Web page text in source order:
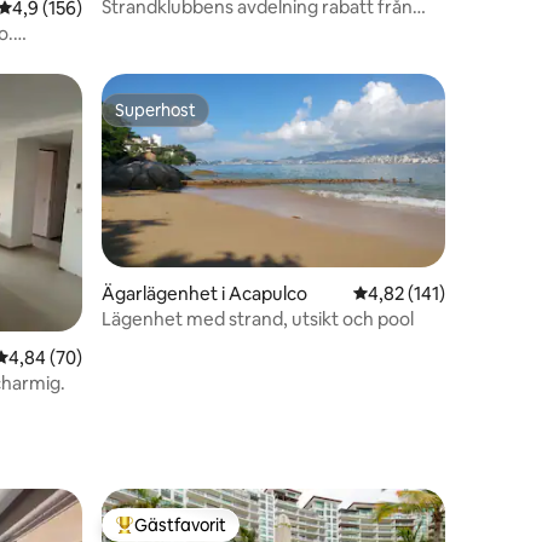
av 5 i genomsnittligt betyg, 156 omdömen
4,9 (156)
Strandklubbens avdelning rabatt från
av 5 i genomsnittligt betyg, 70 omdömen
4,84 (70)
Superhost
Superhost
Ägarlägenhet i Acapulco 4,82 av 5 i
4,82 (141)
Lägenhet med strand, utsikt och pool
Populär gästfavorit
Gästfavorit